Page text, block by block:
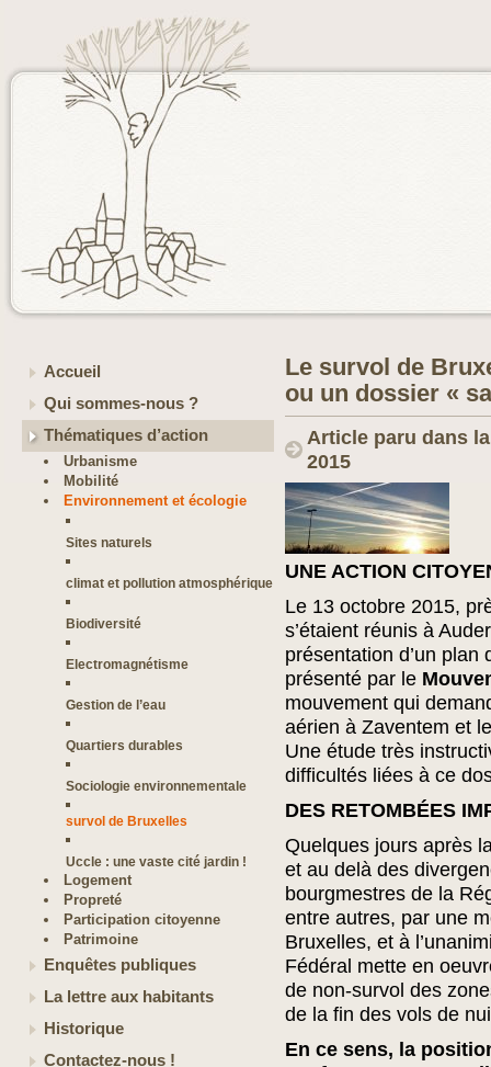
Accueil
Qui sommes-nous ?
Thématiques d’action
Urbanisme
Mobilité
Environnement et écologie
Sites naturels
climat et pollution atmosphérique
Biodiversité
Electromagnétisme
Gestion de l’eau
Quartiers durables
Sociologie environnementale
survol de Bruxelles
Uccle : une vaste cité jardin !
Logement
Propreté
Participation citoyenne
Patrimoine
Enquêtes publiques
La lettre aux habitants
Historique
Contactez-nous !
Le survol de
ou un dossier «
Article paru dans
2015
UNE ACTION
Le 13 octobre 2015,
s’étaient réunis à
présentation d’un
présenté par le
mouvement qui
aérien à Zaventem et
Une étude très
difficultés liées à ce
DES RETOMBÉES
Quelques jours après
et au delà des
bourgmestres de la
entre autres, par une
Bruxelles, et à
Fédéral mette en
de non-survol des
de la fin des vols de
En ce sens, la